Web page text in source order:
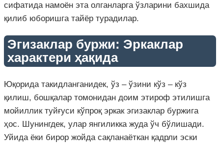
сифатида намоён эта олганларга ўзларини бахшида
қилиб юборишга тайёр турадилар.
Эгизаклар буржи: Эркаклар
характери ҳақида
Юқорида такидланганидек, ўз – ўзини кўз – кўз
қилиш, бошқалар томонидан доим этироф этилишга
мойиллик туйғуси кўпроқ эркак эгизаклар буржига
ҳос. Шунингдек, улар янгиликка жуда ўч бўлишади.
Уйида ёки бирор жойда сақланаёткан қадрли эски